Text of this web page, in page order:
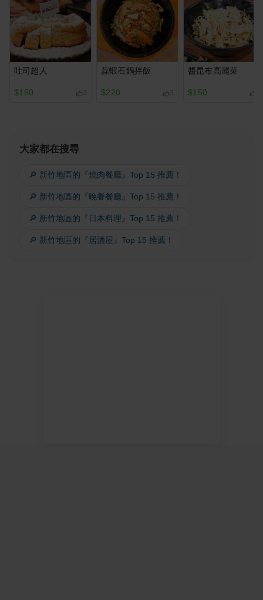
吐司超人
$150 3
蒜蝦石鍋拌飯
$220 3
醬昆布高麗菜
$150
大家都在搜尋
🔎 新竹地區的『燒肉餐廳』Top 15 推薦！
🔎 新竹地區的『晚餐餐廳』Top 15 推薦！
🔎 新竹地區的『日本料理』Top 15 推薦！
🔎 新竹地區的『居酒屋』Top 15 推薦！